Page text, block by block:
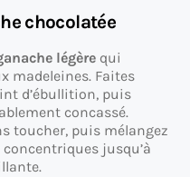
chocolatée
légère qui
madeleines. Faites
d’ébullition, puis
concassé.
toucher, puis mélangez
jusqu’à